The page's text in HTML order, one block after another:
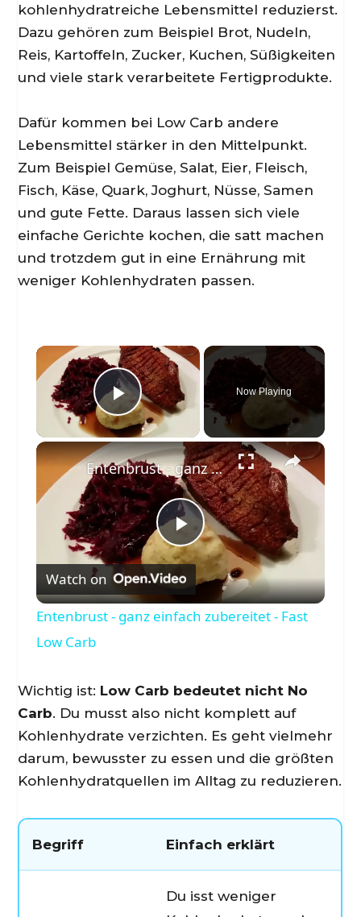
kohlenhydratreiche Lebensmittel reduzierst.
Dazu gehören zum Beispiel Brot, Nudeln,
Reis, Kartoffeln, Zucker, Kuchen, Süßigkeiten
und viele stark verarbeitete Fertigprodukte.
Dafür kommen bei Low Carb andere
Lebensmittel stärker in den Mittelpunkt.
Zum Beispiel Gemüse, Salat, Eier, Fleisch,
Fisch, Käse, Quark, Joghurt, Nüsse, Samen
und gute Fette. Daraus lassen sich viele
einfache Gerichte kochen, die satt machen
und trotzdem gut in eine Ernährung mit
weniger Kohlenhydraten passen.
×
Play Video
Now Playing
×
P
l
y
V
i
d
e
Entenbrust - ganz einfach zubereitet - Fast Low Carb
Watch on
Entenbrust - ganz einfach zubereitet - Fast
Low Carb
Wichtig ist: Low Carb bedeutet nicht No
Carb. Du musst also nicht komplett auf
Kohlenhydrate verzichten. Es geht vielmehr
darum, bewusster zu essen und die größten
Kohlenhydratquellen im Alltag zu reduzieren.
Begriff Einfach erklärt
Du isst weniger